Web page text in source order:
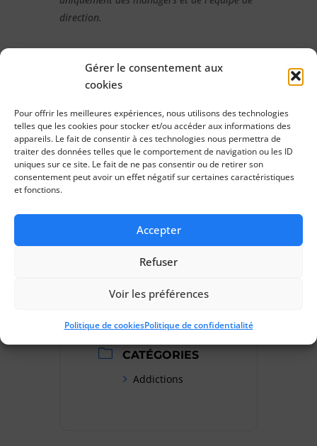
Gérer le consentement aux
cookies
Pour offrir les meilleures expériences, nous utilisons des technologies
telles que les cookies pour stocker et/ou accéder aux informations des
appareils. Le fait de consentir à ces technologies nous permettra de
traiter des données telles que le comportement de navigation ou les ID
uniques sur ce site. Le fait de ne pas consentir ou de retirer son
consentement peut avoir un effet négatif sur certaines caractéristiques
et fonctions.
Accepter
Refuser
Voir les préférences
Politique de cookiesPolitique de confidentialité
direction.
DATE
05 février 2026
Expiré!
9h00 - 12h30
315 Rue des Sables
de Sary 45770
CATÉGORIES
Addictions